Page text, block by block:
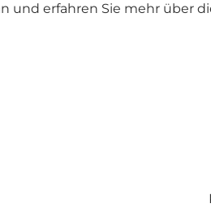
und erfahren Sie mehr